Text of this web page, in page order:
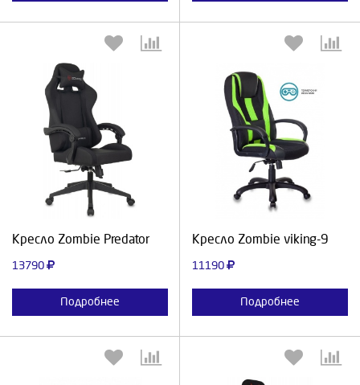
Кресло Zombie Predator
13790
Подробнее
Выберите количество:
Продолжить
Кресло Zombie viking-9
11190
Подробнее
Выберите количество:
Продолжить